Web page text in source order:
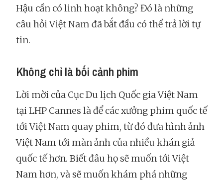
Hậu cần có linh hoạt không? Đó là những
câu hỏi Việt Nam đã bắt đầu có thể trả lời tự
tin.
Không chỉ là bối cảnh phim
Lời mời của Cục Du lịch Quốc gia Việt Nam
tại LHP Cannes là để các xưởng phim quốc tế
tới Việt Nam quay phim, từ đó đưa hình ảnh
Việt Nam tới màn ảnh của nhiều khán giả
quốc tế hơn. Biết đâu họ sẽ muốn tới Việt
Nam hơn, và sẽ muốn khám phá những